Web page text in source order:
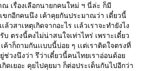
เรื่องเลือกนายกคนใหม่ ฯ นี่ล่ะ ก็มี
เขกอีกคนนึง เค้าคุยกันประมาณว่า เดี๋ยวนี้
ล้วสาเหตุเกิดจากอะไร เเล้วเราจะทำยังไง
บ ตรงนี้คงไม่น่าสนใจเท่าไหร่ เพราะเดี๋ยว
าก็ถามกันเเบบนี้บ่อย ๆ เเต่เราติดใจตรงที่
ยู่ช่วงนึงว่า รึว่าเดี๋ยวนี้คนไทยเราอ่อนด้อ
ดเยอะ คุยไปคุยมา ก็ต่อประเด็นกันไปอีกว่า